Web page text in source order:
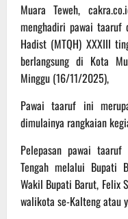
Muara Teweh,
menghadiri pawai taaruf
Hadist (MTQH) XXXIII
berlangsung di Kota
Minggu (16/11/2025),
Pawai taaruf ini
dimulainya rangkaian
Pelepasan pawai
Tengah melalui Bupati
Wakil Bupati Barut, Felix
walikota se-Kalteng atau